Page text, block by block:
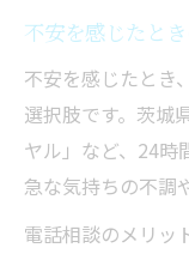
不安を感じたと
不安を感じたとき
選択肢です。茨城
ヤル」など、24時
急な気持ちの不調
電話相談のメリッ